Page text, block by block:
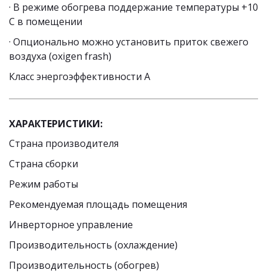
· В режиме обогрева поддержание температуры +10
С в помещении
· Опционально можно установить приток свежего
воздуха (oxigen frash)
Класс энергоэффективности А
ХАРАКТЕРИСТИКИ:
Страна производителя
Страна сборки
Режим работы
Рекомендуемая площадь помещения
Инверторное управление
Производительность (охлаждение)
Производительность (обогрев)